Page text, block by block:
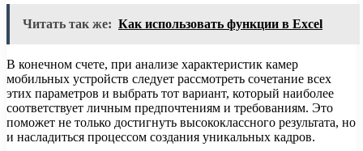
Читать так же: Как использовать функции в Excel
В конечном счете, при анализе характеристик камер
мобильных устройств следует рассмотреть сочетание всех
этих параметров и выбрать тот вариант, который наиболее
соответствует личным предпочтениям и требованиям. Это
поможет не только достигнуть высококлассного результата, но
и насладиться процессом создания уникальных кадров.